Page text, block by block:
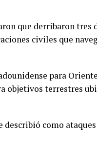
que derribaron tres
civiles que
para
objetivos terrestres
como